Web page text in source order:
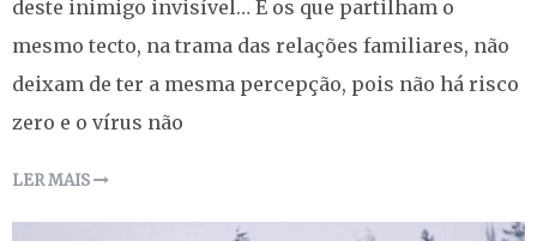
deste inimigo invisível… E os que partilham o
mesmo tecto, na trama das relações familiares, não
deixam de ter a mesma percepção, pois não há risco
zero e o vírus não
LER MAIS